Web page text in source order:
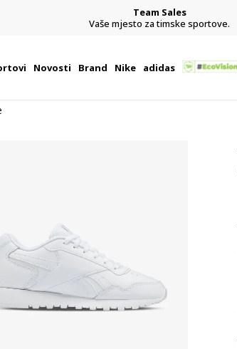
Team Sales
Vaše mjesto za timske sportove.
Novosti Brand Nike adidas